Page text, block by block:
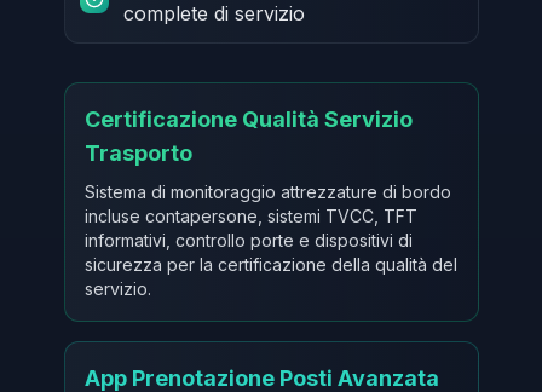
complete di servizio
Certificazione Qualità Servizio
Trasporto
Sistema di monitoraggio attrezzature di bordo
incluse contapersone, sistemi TVCC, TFT
informativi, controllo porte e dispositivi di
sicurezza per la certificazione della qualità del
servizio.
App Prenotazione Posti Avanzata